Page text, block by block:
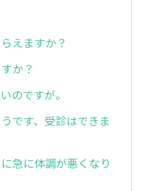
えますか？
か？
のですが。
です、受診はできま
急に体調が悪くなり